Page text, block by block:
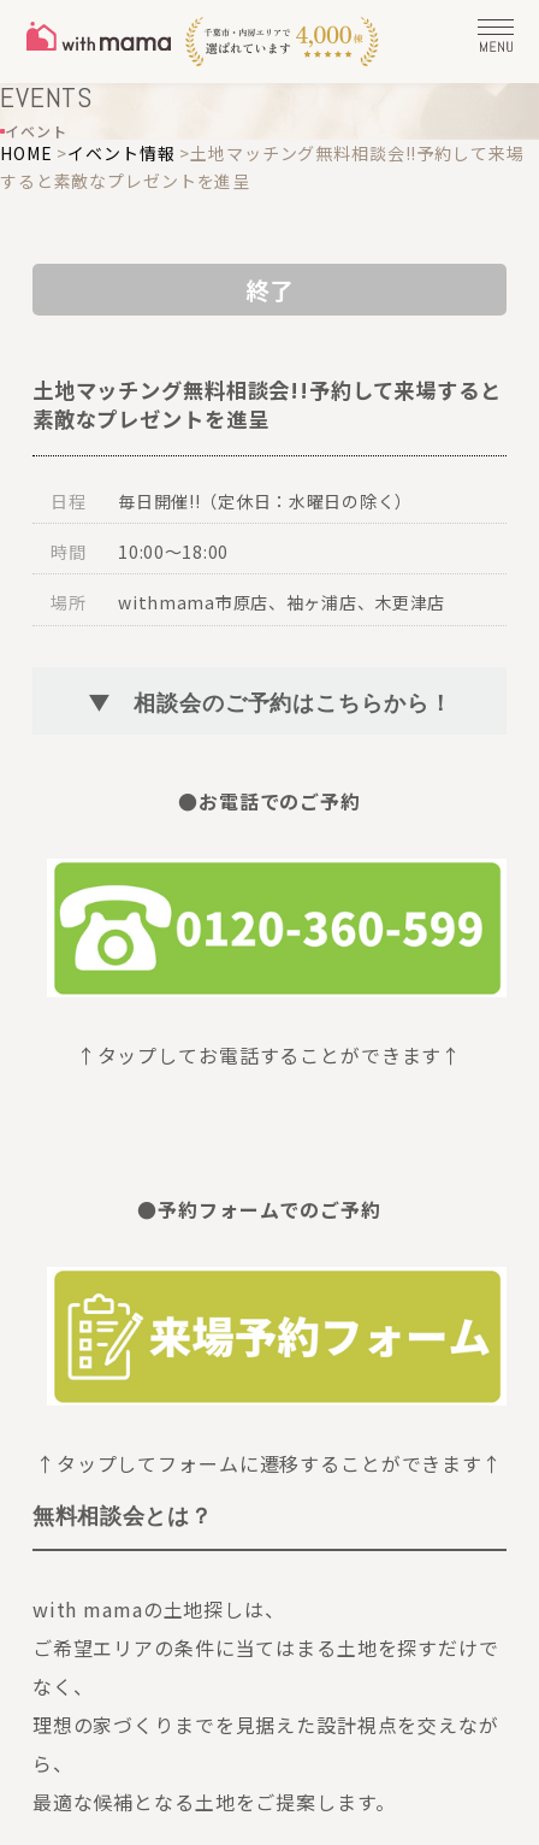
EVENTS
イベント
HOME >イベント情報 >土地マッチング無料相談会!!予約して来場
すると素敵なプレゼントを進呈
終了
土地マッチング無料相談会!!予約して来場すると
素敵なプレゼントを進呈
日程 毎日開催!!（定休日：水曜日の除く）
時間 10:00～18:00
場所 withmama市原店、袖ヶ浦店、木更津店
▼ 相談会のご予約はこちらから！
●お電話でのご予約
↑タップしてお電話することができます↑
●予約フォームでのご予約
↑タップしてフォームに遷移することができます↑
無料相談会とは？
with mamaの土地探しは、
ご希望エリアの条件に当てはまる土地を探すだけで
なく、
理想の家づくりまでを見据えた設計視点を交えなが
ら、
最適な候補となる土地をご提案します。